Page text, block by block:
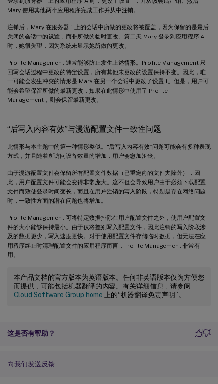
Mary 使用其他两个应用程序完成工作并从中注销。
注销后，Mary 在服务器 1 上的会话中所做的更改将被覆盖，因为保留的是最后
关闭的会话中的设置，而非所做的临时更改。第二天 Mary 登录到应用程序 A
时，她很失望，因为系统未显示她所做的更改。
Profile Management 通常能够防止发生上述情形。Profile Management 只
回写会话过程中更改的特定设置，所有其他未更改的设置保持不变。因此，唯
一可能会发生冲突的情形是 Mary 在另一个会话中更改了设置 1。但是，用户可
能会希望保留所做的最新更改，如果在此情形中使用了 Profile
Management，则会保留最新更改。
“后写入内容有效”与漫游配置文件一致性问题
此情形与本主题中的第一种情形类似。“后写入内容有效”问题可能会有多种表现
方式，并且随着所访问设备数量的增加，用户会愈加沮丧。
由于漫游配置文件会保留所有配置文件数据（已重定向的文件夹除外），因
此，用户配置文件可能会变得非常庞大。这不但会导致用户由于必须下载配置
文件而致使登录时间变长，而且在用户注销的写入阶段，特别是存在网络问题
时，一致性方面的潜在问题也将增加。
Profile Management 可将特定数据排除在用户配置文件之外，使用户配置文
件的大小能够保持最小。由于仅将差别写入配置文件，因此注销的写入阶段涉
及的数据更少，写入速度更快。对于使用配置文件存储临时数据，但无法在应
用程序终止时清理配置文件的应用程序而言，Profile Management 非常有
用。
本产品文档的官方版本为英语版本。任何非英语版本仅为方便您
而提供，可能包括机器翻译的内容。有关详细信息，请参阅
Cloud Software Group home 上的“机器翻译免责声明”。
这是否有帮助？
向我们发送反馈